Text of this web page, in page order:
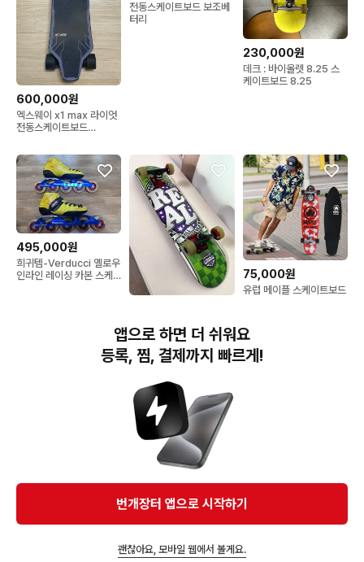
600,000원
엑스웨이 x1 max 라이엇
전동스케이트보드
전동스케이트보드 보조베
터리
230,000원
데크 : 바이올렛 8.25 스
케이트보드 8.25
495,000원
희귀템-Verducci 옐로우
인라인 레이싱 카본 스케
미니사이즈 최상급 풀커스
텀 스케이트보드
75,000원
유럽 메이플 스케이트보드
번개장터(주) 사업자정보, 이용약관 및 기타 법적고지
번개장터㈜는 통신판매중개자이며, 통신판매의 당사자가 아닙니다. 전자상거래 등에서의
소비자보호에 관한 법률 등 관련 법령 및 번개장터㈜의 약관에 따라 상품, 상품정보, 거래에 관한 책임은
개별 판매자에게 귀속하고, 번개장터㈜는 원칙적으로 회원간 거래에 대하여 책임을 지지 않습니다.
다만, 번개장터㈜가 직접 판매하는 상품에 대한 책임은 번개장터㈜에게 귀속합니다.
APP 다운로드
앱으로 하면 더 쉬워요
등록, 찜, 결제까지 빠르게!
번개장터 앱으로 시작하기
괜찮아요, 모바일 웹에서 볼게요.